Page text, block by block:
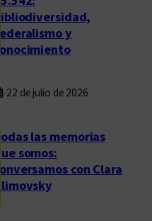
bibliodiversidad,
federalismo y
conocimiento
22 de julio de 2026
Todas las memorias
que somos:
conversamos con Clara
Klimovsky